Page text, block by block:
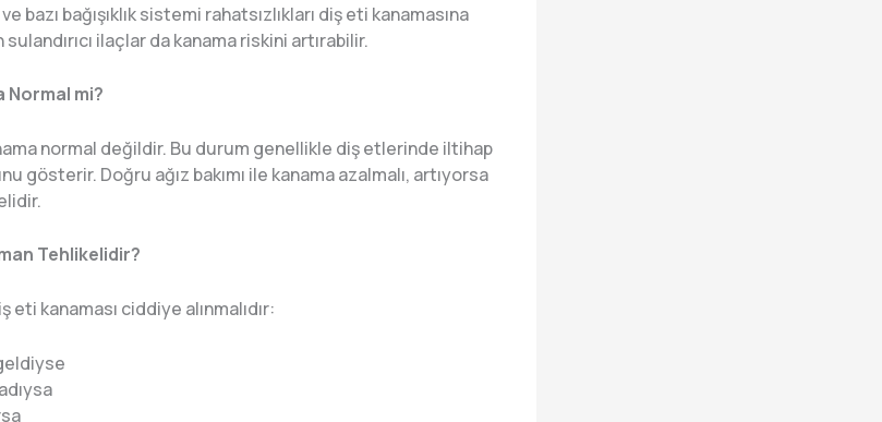
bazı bağışıklık sistemi rahatsızlıkları diş eti kanamasına
ilaçlar da kanama riskini artırabilir.
Normal mi?
normal değildir. Bu durum genellikle diş etlerinde iltihap
gösterir. Doğru ağız bakımı ile kanama azalmalı, artıyorsa
Tehlikelidir?
eti kanaması ciddiye alınmalıdır: